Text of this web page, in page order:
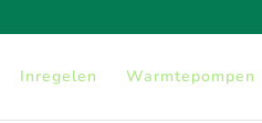
Inregelen Warmtepompen